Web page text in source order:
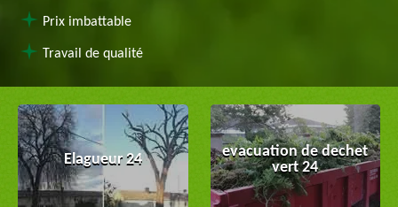
Prix imbattable
Travail de qualité
Elagueur 24
evacuation de dechet
vert 24